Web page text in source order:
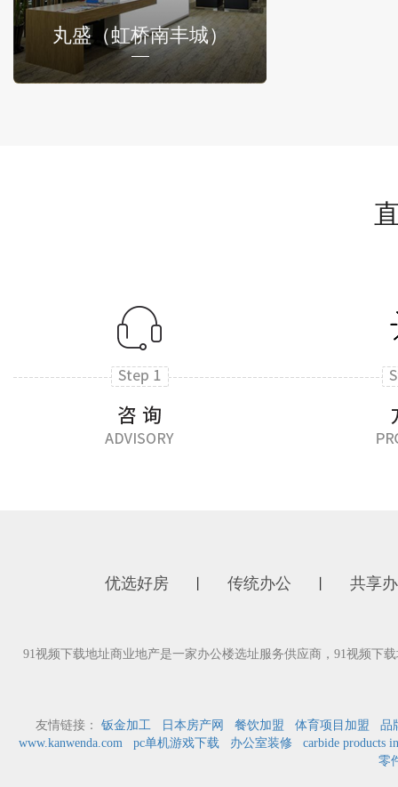
丸盛（虹桥南丰城）
优选好房 传统办公 共享
91视频下载地址商业地产是一家办公楼选址服务供应商，91视频
友情链接： 钣金加工 日本房产网 餐饮加盟 体育项目加盟
品
www.kanwenda.com
pc单机游戏下载 办公室装修
carbide products
零